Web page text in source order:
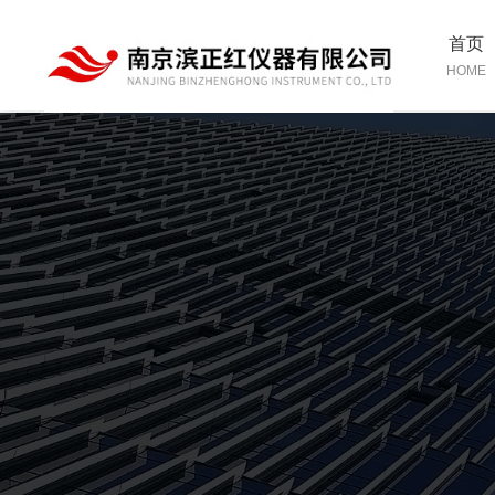
首页
HOME